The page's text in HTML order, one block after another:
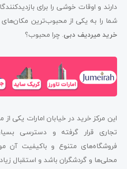
دارند و اوقات خوشی را برای
شما را به یکی‌ از محبوب‌ترین
خرید میردیف دبی. چرا محبوب؟
این مرکز خرید در خیابان امارات یکی
تجاری قرار گرفته و دسترسی بسیار
فروشگاه‌های متنوع و باکیفیت آن
محلی‌ها و گردشگران باشد و استقبال